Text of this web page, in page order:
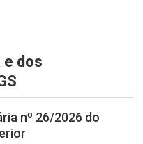
e dos
nº 26/2026 do